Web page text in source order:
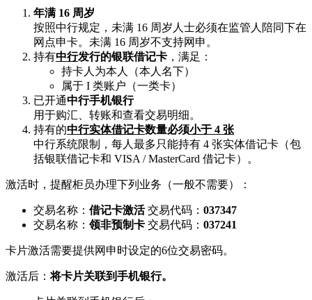
年满 16 周岁
按照中行规定，未满 16 周岁人士必须在监管人陪同下在
网点申卡。未满 16 周岁不支持网申。
持有中行发行的银联借记卡 ，满足：
持卡人为本人（本人名下）
属于 I 类账户（一类卡）
已开通中行手机银行
用于购汇、转账和查看交易明细。
持有的中行实体借记卡数量必须小于 4 张
中行系统限制，每人最多只能持有 4 张实体借记卡（包
括银联借记卡和 VISA / MasterCard 借记卡）。
激活时，提醒柜员办理下列业务（一般不需要）：
交易名称： 借记卡激活交易代码： 037347
交易名称： 领非预制卡 交易代码： 037241
卡片激活需要提供网申时设定的6位交易密码。
激活后：将卡片关联到手机银行。